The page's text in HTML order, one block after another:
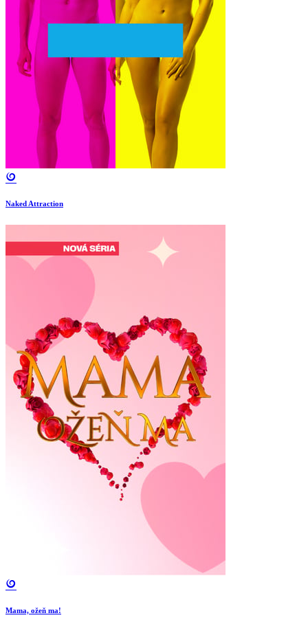
Naked Attraction
Mama, ožeň ma!